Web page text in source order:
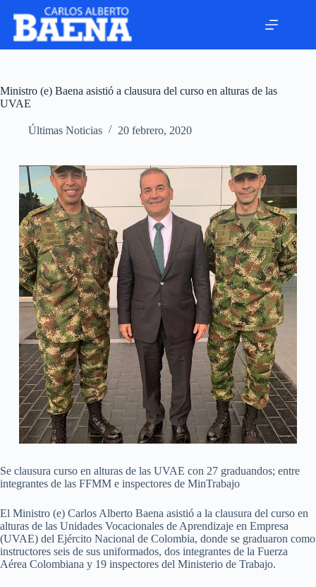
Ministro (e) Baena asistió a clausura del curso en alturas de las
UVAE
Últimas Noticias 20 febrero, 2020
Se clausura curso en alturas de las UVAE con 27 graduandos; entre
integrantes de las FFMM e inspectores de MinTrabajo
El Ministro (e) Carlos Alberto Baena asistió a la clausura del curso en
alturas de las Unidades Vocacionales de Aprendizaje en Empresa
(UVAE) del Ejército Nacional de Colombia, donde se graduaron como
instructores seis de sus uniformados, dos integrantes de la Fuerza
Aérea Colombiana y 19 inspectores del Ministerio de Trabajo.